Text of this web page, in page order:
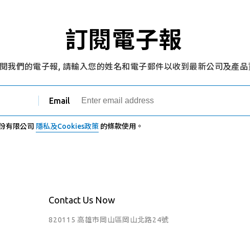
訂閱電子報
我們的電子報, 請輸入您的姓名和電子郵件以收到最新公司及產品
Email
有限公司 隱私及Cookies政策 的條款使用。
Contact Us Now
820115 高雄市岡山區岡山北路24號